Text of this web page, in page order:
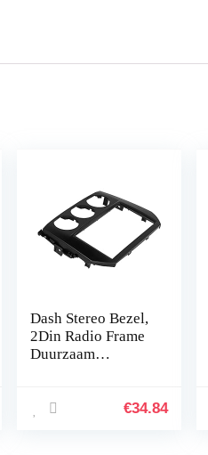
Dash Stereo Bezel,
2Din Radio Frame
Duurzaam
Vervanging voor
€34.84